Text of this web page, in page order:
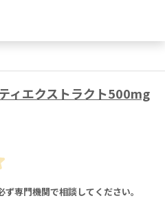
ィエクストラクト500mg
専門機関で相談してください。